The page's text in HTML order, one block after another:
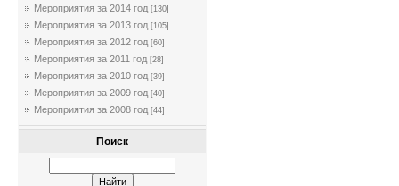
Мероприятия за 2014 год [130]
Мероприятия за 2013 год [105]
Мероприятия за 2012 год [60]
Мероприятия за 2011 год [28]
Мероприятия за 2010 год [39]
Мероприятия за 2009 год [40]
Мероприятия за 2008 год [44]
Поиск